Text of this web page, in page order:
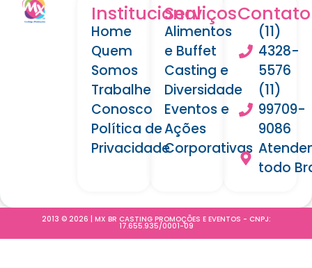
Institucional
Home
Quem
Somos
Trabalhe
Conosco
Política de
Privacidade
Serviços
Alimentos
e Buffet
Casting e
Diversidade
Eventos e
Ações
Corporativas
Contato
(11)
4328-
5576
(11)
99709-
9086
todo
2013 © 2026 | MX BR CASTING PROMOÇÕES E EVENTOS - CNPJ:
17.655.935/0001-09